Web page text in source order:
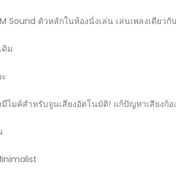
Sound ตัวหลักในห้องนั่งเล่น เล่นเพลงเดียว
ดิม
ไมค์สำหรับจูนเสียงอัตโนมัติ! แก้ปัญหาเสียงก้อ